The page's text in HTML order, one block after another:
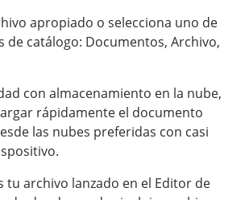
apropiado o selecciona uno de
de catálogo: Documentos, Archivo,
con almacenamiento en la nube,
rápidamente el documento
las nubes preferidas con casi
tu archivo lanzado en el Editor de